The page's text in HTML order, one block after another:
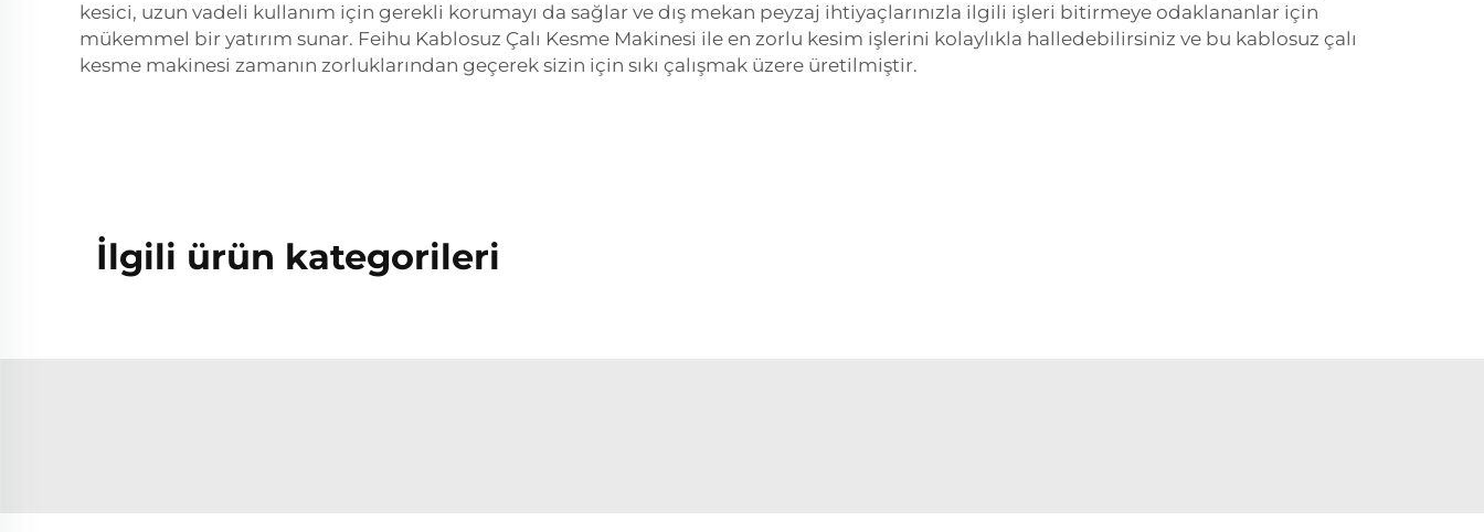
kesici, uzun vadeli kullanım için gerekli korumayı da sağlar ve dış mekan peyzaj ihtiyaçlarınızla ilgili işleri bitirmeye odaklananlar için
mükemmel bir yatırım sunar. Feihu Kablosuz Çalı Kesme Makinesi ile en zorlu kesim işlerini kolaylıkla halledebilirsiniz ve bu kablosuz çalı
kesme makinesi zamanın zorluklarından geçerek sizin için sıkı çalışmak üzere üretilmiştir.
İlgili ürün kategorileri